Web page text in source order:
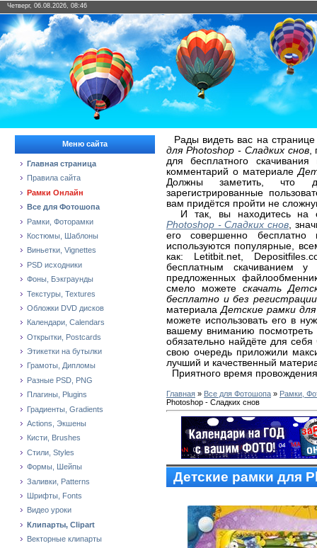
Четверг, 06.08.2026, 08:46
Меню сайта
Главная страница
Правила сайта
Рамки Онлайн
Все для Фотошопа
Рамки, Фоторамки
Костюмы, Шаблоны
Виньетки, Vignettes
PSD исходники
Фоны, Бэкграунды
Текстуры, Textures
Обложки DVD дисков
Календари, Calendars
Открытки, Postcards
Этикетки на бутылки
Грамоты, Дипломы
Разные PSD, PNG
Плагины, Plugins
Градиенты, Gradients
Actions, Экшены
Кисти, Brushes
Стили, Styles
Формы, Шейпы
Заливки, Patterns
Шрифты, Fonts
Видео уроки
Клипарты, Clipart
Векторные клипарты
Рады видеть вас на
для Photoshop - Сладких снов,
для бесплатного
комментарий о материале
Должны заметить, что
зарегистрированные
вам придётся пройти не
И так, вы находитесь на
Photoshop - Сладких снов,
его совершенно
используются популярные,
как: Letitbit.net,
бесплатным скачиванием
предложенных
смело можетескачать
бесплатно и без регистрации
материалаДетские рамки
можете использовать его в
вашему вниманию
обязательно найдёте для
свою очередь приложили
лучший и качественный
Приятного время
Главная » Все для Фотошопа » Рамки,
Photoshop - Сладких снов
Детские рамки для